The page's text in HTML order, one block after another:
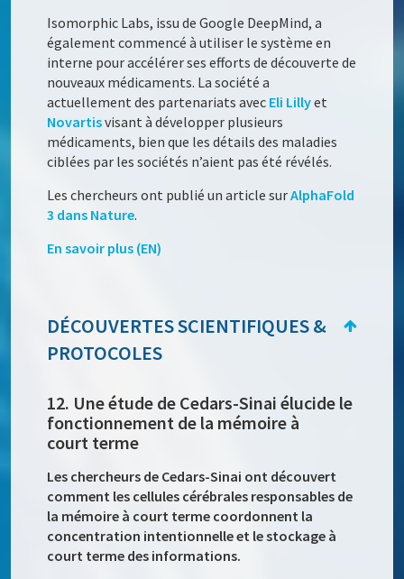
Isomorphic Labs, issu de Google DeepMind, a
également commencé à utiliser le système en
interne pour accélérer ses efforts de découverte de
nouveaux médicaments. La société a
actuellement des partenariats avec Eli Lillyet
Novartisvisant à développer plusieurs
médicaments, bien que les détails des maladies
ciblées par les sociétés n’aient pas été révélés.
Les chercheurs ont publié un article surAlphaFold
3 dans Nature.
En savoir plus (EN)
DÉCOUVERTES SCIENTIFIQUES &
PROTOCOLES
12. Une étude de Cedars-Sinai élucide le
fonctionnement de la mémoire à
court terme
Les chercheurs de Cedars-Sinai ont découvert
comment les cellules cérébrales responsables de
la mémoire à court terme coordonnent la
concentration intentionnelle et le stockage à
court terme des informations.